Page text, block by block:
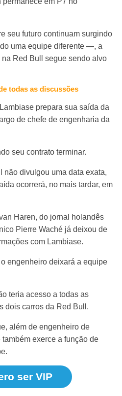
seu futuro continuam surgindo
uma equipe diferente —, a
Red Bull segue sendo alvo
todas as discussões
prepara sua saída da
de chefe de engenharia da
seu contrato terminar.
não divulgou uma data exata,
ocorrerá, no mais tardar, em
Haren, do jornal holandês
Pierre Waché já deixou de
com Lambiase.
engenheiro deixará a equipe
teria acesso a todas as
dois carros da Red Bull.
além de engenheiro de
exerce a função de
ser VIP